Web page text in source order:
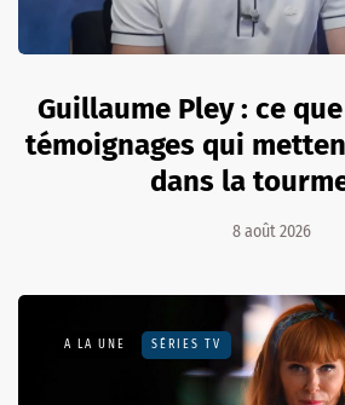
Guillaume Pley : ce
témoignages qui
dans la
8 août 2026
A LA UNE SÉRIES TV